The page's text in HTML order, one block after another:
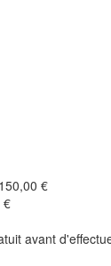
€
€
avant